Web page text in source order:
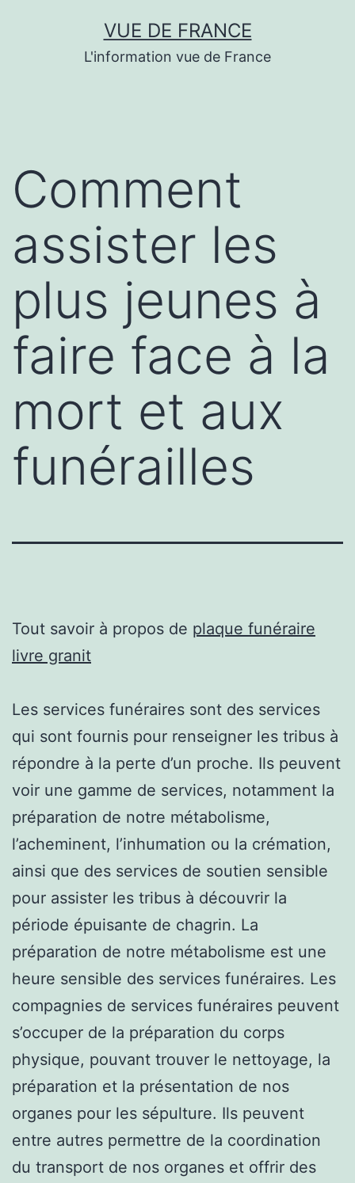
VUE DE FRANCE
L'information vue de France
Comment
assister les
plus jeunes à
faire face à la
mort et aux
funérailles
Tout savoir à propos de plaque funéraire
livre granit
Les services funéraires sont des services
qui sont fournis pour renseigner les tribus à
répondre à la perte d’un proche. Ils peuvent
voir une gamme de services, notamment la
préparation de notre métabolisme,
l’acheminent, l’inhumation ou la crémation,
ainsi que des services de soutien sensible
pour assister les tribus à découvrir la
période épuisante de chagrin. La
préparation de notre métabolisme est une
heure sensible des services funéraires. Les
compagnies de services funéraires peuvent
s’occuper de la préparation du corps
physique, pouvant trouver le nettoyage, la
préparation et la présentation de nos
organes pour les sépulture. Ils peuvent
entre autres permettre de la coordination
du transport de nos organes et offrir des